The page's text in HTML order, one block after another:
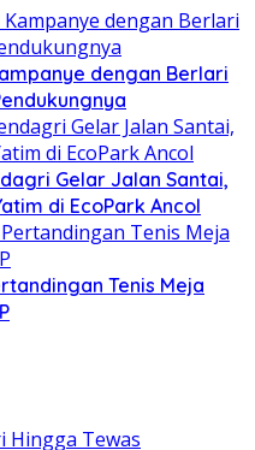
dengan Berlari
Gelar Jalan Santai,
di EcoPark Ancol
Tenis Meja